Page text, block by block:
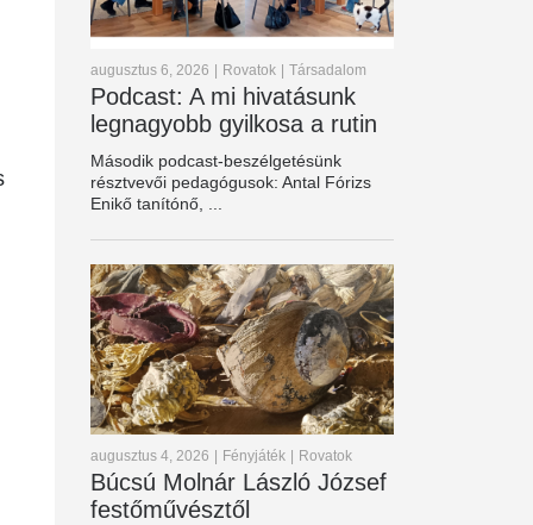
augusztus 6, 2026 Rovatok Társadalom
Podcast: A mi hivatásunk
legnagyobb gyilkosa a rutin
Második podcast-beszélgetésünk
résztvevői pedagógusok: Antal Fórizs
Enikő tanítónő, ...
augusztus 4, 2026 Fényjáték Rovatok
Búcsú Molnár László József
festőművésztől